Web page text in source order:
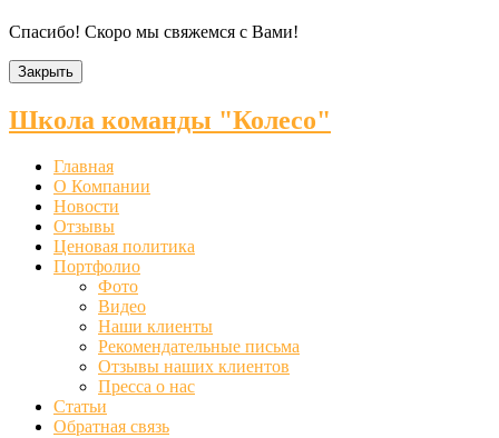
Спасибо! Скоро мы свяжемся с Вами!
Закрыть
Школа команды "Колесо"
Главная
О Компании
Новости
Отзывы
Ценовая политика
Портфолио
Фото
Видео
Наши клиенты
Рекомендательные письма
Отзывы наших клиентов
Пресса о нас
Статьи
Обратная связь